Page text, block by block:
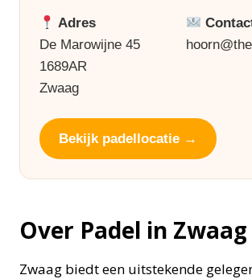
Adres
De Marowijne 45
1689AR
Zwaag
Bekijk padellocatie →
Over Padel in Zwaag
Zwaag biedt een uitstekende